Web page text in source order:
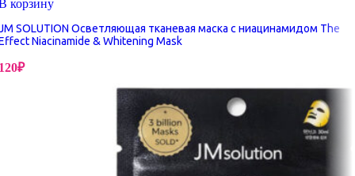
корзину
SOLUTION Осветляющая тканевая маска с ниацинамидом The
Niacinamide & Whitening Mask
₽